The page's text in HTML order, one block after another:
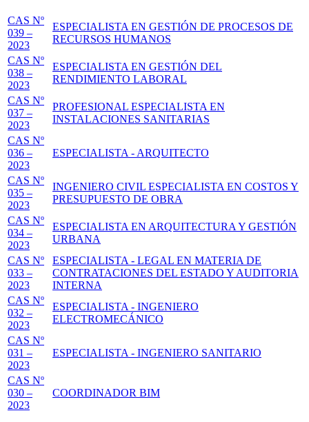
CAS Nº
039 –
2023
ESPECIALISTA EN GESTIÓN DE PROCESOS DE
RECURSOS HUMANOS
CAS Nº
038 –
2023
ESPECIALISTA EN GESTIÓN DEL
RENDIMIENTO LABORAL
CAS Nº
037 –
2023
PROFESIONAL ESPECIALISTA EN
INSTALACIONES SANITARIAS
CAS Nº
036 –
2023
ESPECIALISTA - ARQUITECTO
CAS Nº
035 –
2023
INGENIERO CIVIL ESPECIALISTA EN COSTOS Y
PRESUPUESTO DE OBRA
CAS Nº
034 –
2023
ESPECIALISTA EN ARQUITECTURA Y GESTIÓN
URBANA
CAS Nº
033 –
2023
ESPECIALISTA - LEGAL EN MATERIA DE
CONTRATACIONES DEL ESTADO Y AUDITORIA
INTERNA
CAS Nº
032 –
2023
ESPECIALISTA - INGENIERO
ELECTROMECÁNICO
CAS Nº
031 –
2023
ESPECIALISTA - INGENIERO SANITARIO
CAS Nº
030 –
2023
COORDINADOR BIM